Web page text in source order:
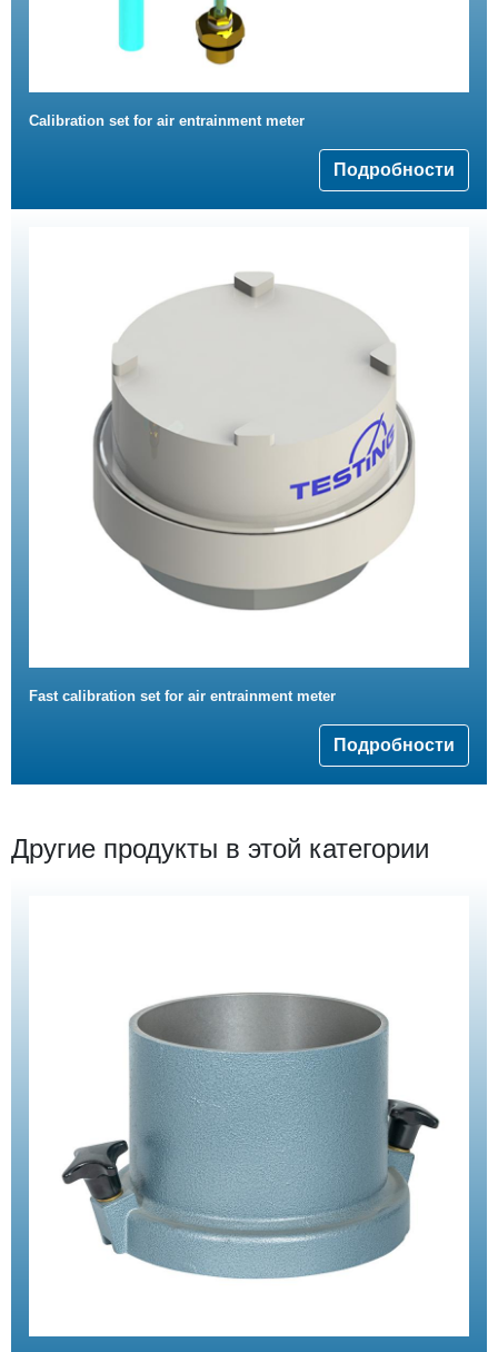
Calibration set for air entrainment meter
Подробности
Fast calibration set for air entrainment meter
Подробности
Другие продукты в этой категории